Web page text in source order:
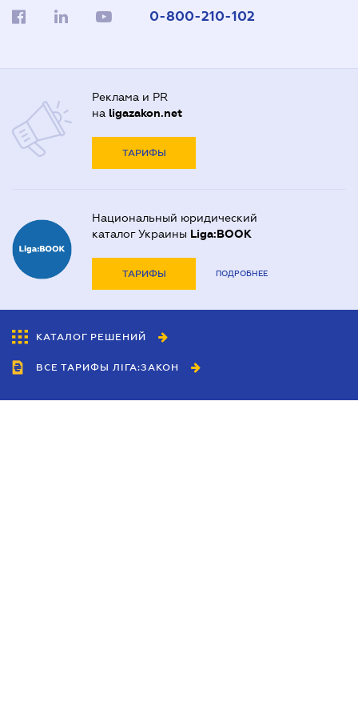
0-800-210-102
Реклама и PR
на ligazakon.net
ТАРИФЫ
Национальный юридический
каталог Украины Liga:BOOK
ТАРИФЫ ПОДРОБНЕЕ
КАТАЛОГ РЕШЕНИЙ
ВСЕ ТАРИФЫ ЛІГА:ЗАКОН